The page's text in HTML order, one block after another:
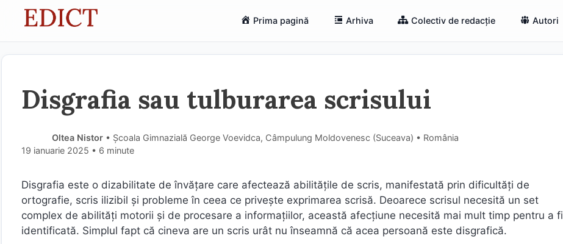
Prima pagină Arhiva Colectiv de redacție Autori
Disgrafia sau tulburarea scrisului
Oltea Nistor • Școala Gimnazială George Voevidca, Câmpulung Moldovenesc (Suceava) • România
19 ianuarie 2025 • 6 minute
Disgrafia este o dizabilitate de învățare care afectează abilitățile de scris, manifestată prin dificultăți de
ortografie, scris ilizibil și probleme în ceea ce privește exprimarea scrisă. Deoarece scrisul necesită un set
complex de abilități motorii și de procesare a informațiilor, această afecțiune necesită mai mult timp pentru a fi
identificată. Simplul fapt că cineva are un scris urât nu înseamnă că acea persoană este disgrafică.